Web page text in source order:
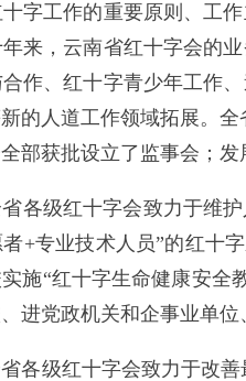
字工作的重要原则、工
来，云南省红十字会的
作、红十字青少年工作
的人道工作领域拓展。
部获批设立了监事会；
各级红十字会致力于维
+专业技术人员”的红十
施“红十字生命健康安
进党政机关和企事业单
各级红十字会致力于改